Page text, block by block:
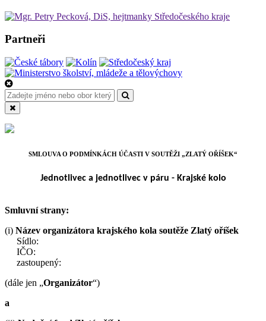
Partneři
SMLOUVA O PODMÍNKÁCH ÚČASTI V SOUTĚŽI „ZLATÝ OŘÍŠEK“
Jednotlivec a jednotlivec v páru - Krajské kolo
Smluvní strany:
(i) Název organizátora krajského kola soutěže Zlatý oříšek
Sídlo:
IČO:
zastoupený:
(dále jen „Organizátor“)
a